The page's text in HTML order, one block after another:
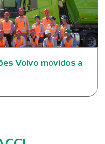
Volvo movidos a